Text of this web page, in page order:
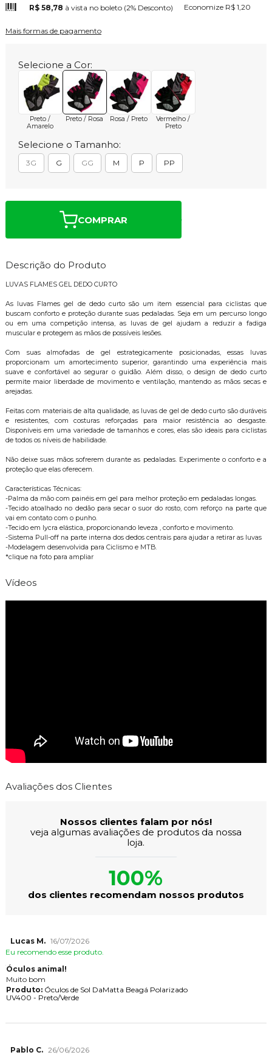
R$ 58,78 à vista no boleto (2% Desconto) Economize R$ 1,20
Mais formas de pagamento
Selecione a Cor:
Preto /
Amarelo
Preto / Rosa Rosa / Preto
Vermelho /
Preto
Selecione o Tamanho:
3G G GG M P PP
COMPRAR
Descrição do Produto
LUVAS FLAMES GEL DEDO CURTO
As luvas Flames gel de dedo curto são um item essencial para ciclistas que
buscam conforto e proteção durante suas pedaladas. Seja em um percurso longo
ou em uma competição intensa, as luvas de gel ajudam a reduzir a fadiga
muscular e protegem as mãos de possíveis lesões.
Com suas almofadas de gel estrategicamente posicionadas, essas luvas
proporcionam um amortecimento superior, garantindo uma experiência mais
suave e confortável ao segurar o guidão. Além disso, o design de dedo curto
permite maior liberdade de movimento e ventilação, mantendo as mãos secas e
arejadas.
Feitas com materiais de alta qualidade, as luvas de gel de dedo curto são duráveis
e resistentes, com costuras reforçadas para maior resistência ao desgaste.
Disponíveis em uma variedade de tamanhos e cores, elas são ideais para ciclistas
de todos os níveis de habilidade.
Não deixe suas mãos sofrerem durante as pedaladas. Experimente o conforto e a
proteção que elas oferecem.
Características Técnicas:
-Palma da mão com painéis em gel para melhor proteção em pedaladas longas.
-Tecido atoalhado no dedão para secar o suor do rosto, com reforço na parte que
vai em contato com o punho.
-Tecido em lycra elástica, proporcionando leveza , conforto e movimento.
-Sistema Pull-off na parte interna dos dedos centrais para ajudar a retirar as luvas
-Modelagem desenvolvida para Ciclismo e MTB.
*clique na foto para ampliar
Vídeos
Avaliações dos Clientes
Nossos clientes falam por nós!
veja algumas avaliações de produtos da nossa
loja.
100%
dos clientes recomendam nossos produtos
Lucas M. 16/07/2026
Eu recomendo esse produto.
Óculos animal!
Muito bom
Produto:Óculos de Sol DaMatta Beagá Polarizado
UV400 - Preto/Verde
Pablo C. 26/06/2026